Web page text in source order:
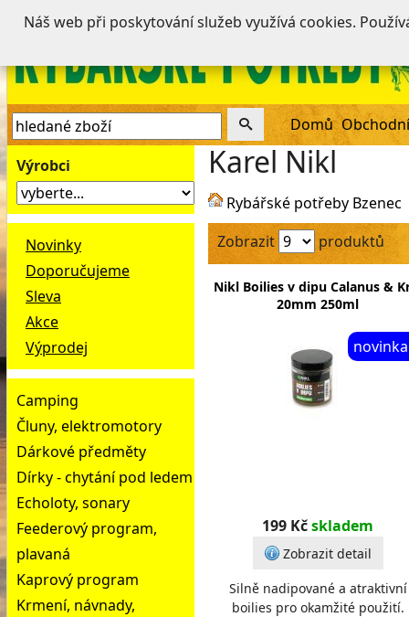
Domů
Výrobci
Novinky
Doporučujeme
Sleva
Akce
Výprodej
Camping
Čluny, elektromotory
Dárkové předměty
Dírky - chytání pod ledem
Echoloty, sonary
Feederový program,
plavaná
Kaprový program
Krmení, návnady,
Karel Nikl
Rybářské potřeby Bzenec
Zobrazit
produktů
Nikl Boilies v dipu Calanus &
20mm 250ml
novinka
199 Kčskladem
Zobrazit detail
Silně nadipované a atraktivní
boilies pro okamžité použití.
Náš web při poskytování služeb využívá cookies.